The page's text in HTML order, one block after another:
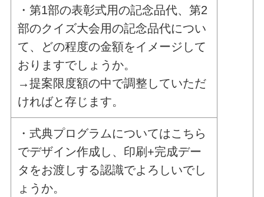
・第1部の表彰式用の記念品代、第2
部のクイズ大会用の記念品代につい
て、どの程度の金額をイメージして
おりますでしょうか。
→提案限度額の中で調整していただ
ければと存じます。
・式典プログラムについてはこちら
でデザイン作成し、印刷+完成デー
タをお渡しする認識でよろしいでし
ょうか。